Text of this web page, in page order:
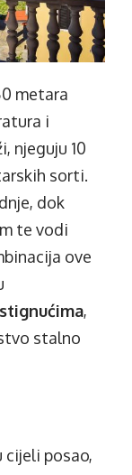
metara
i
njeguju 10
sorti.
dok
te vodi
ove
,
stalno
cijeli posao,